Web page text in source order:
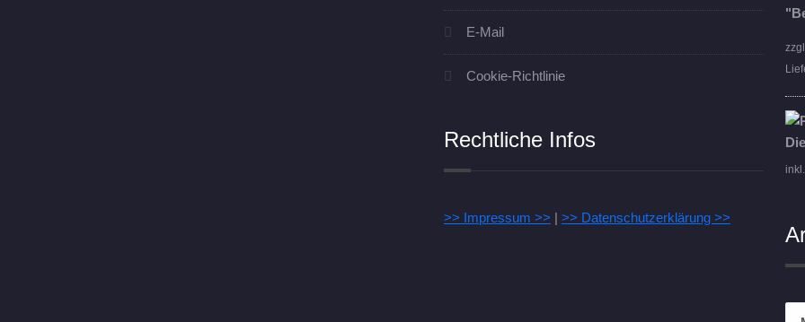
E-Mail
Cookie-Richtlinie
Rechtliche Infos
>> Impressum >> | >> Datenschutzerklärung >>